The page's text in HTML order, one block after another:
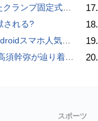
Strip (10-in-1, 70W, クランプ式)」レビュー
される?
ンキングTOP10 2026/8/8
「大当り」の神マイクとは
17.
18.
19.
20.
スポーツ